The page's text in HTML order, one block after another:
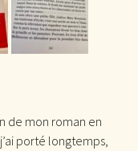
de mon roman en
porté longtemps,